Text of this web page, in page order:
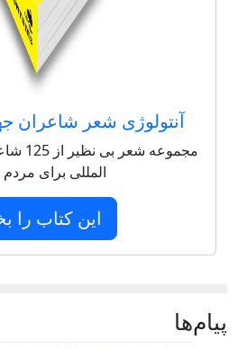
آنتولوژی شعر شاعران جهان
مجموعه شعر بی نظیر
المللی برای مردم هزاره
این کتاب را بخرید